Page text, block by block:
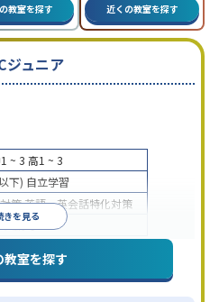
教室を探す 近くの教室を探す
ジュニア
きを見る
~ 3 高1 ~ 3
下) 自立学習
策英語・英会話特化対策
受講可
教室を探す